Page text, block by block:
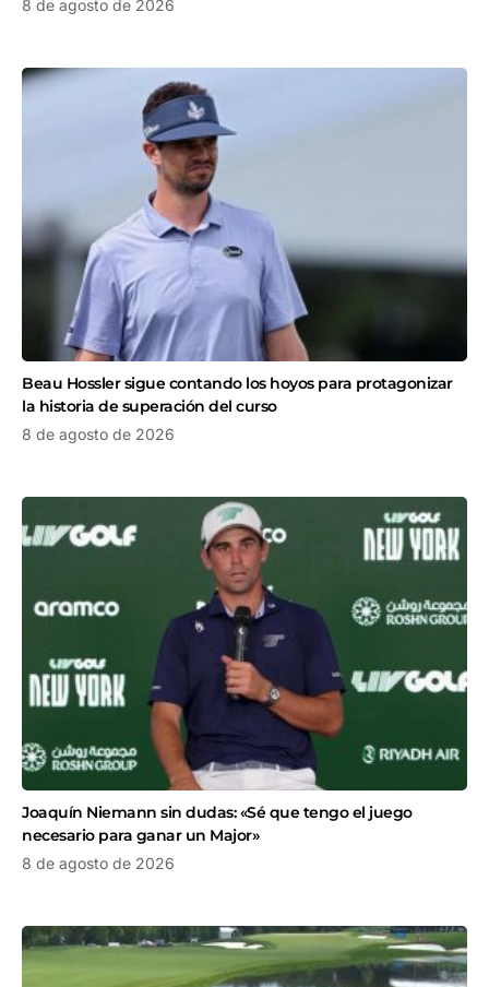
8 de agosto de 2026
Beau Hossler sigue contando los hoyos para protagonizar
la historia de superación del curso
8 de agosto de 2026
Joaquín Niemann sin dudas: «Sé que tengo el juego
necesario para ganar un Major»
8 de agosto de 2026